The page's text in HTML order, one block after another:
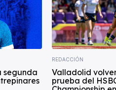
segunda
REDACCIÓN
Valladolid
prueba del